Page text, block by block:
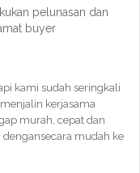
pelunasan dan
buyer
kami sudah seringkali
kerjasama
murah, cepat dan
mudah ke